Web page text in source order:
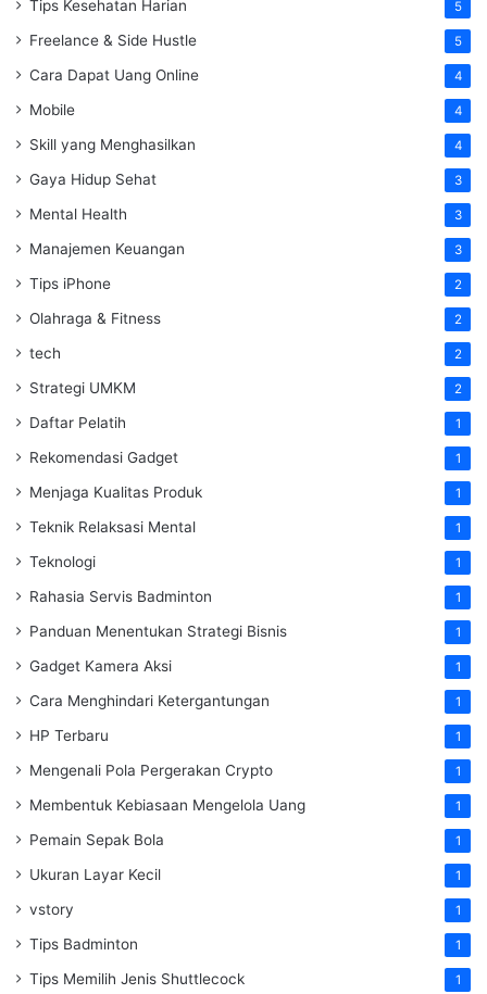
Tips Kesehatan Harian 5
Freelance & Side Hustle 5
Cara Dapat Uang Online 4
Mobile 4
Skill yang Menghasilkan 4
Gaya Hidup Sehat 3
Mental Health 3
Manajemen Keuangan 3
Tips iPhone 2
Olahraga & Fitness 2
tech 2
Strategi UMKM 2
Daftar Pelatih 1
Rekomendasi Gadget 1
Menjaga Kualitas Produk 1
Teknik Relaksasi Mental 1
Teknologi 1
Rahasia Servis Badminton 1
Panduan Menentukan Strategi Bisnis 1
Gadget Kamera Aksi 1
Cara Menghindari Ketergantungan 1
HP Terbaru 1
Mengenali Pola Pergerakan Crypto 1
Membentuk Kebiasaan Mengelola Uang 1
Pemain Sepak Bola 1
Ukuran Layar Kecil 1
vstory 1
Tips Badminton 1
Tips Memilih Jenis Shuttlecock 1